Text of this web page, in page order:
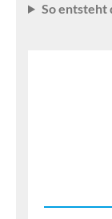
So entsteht